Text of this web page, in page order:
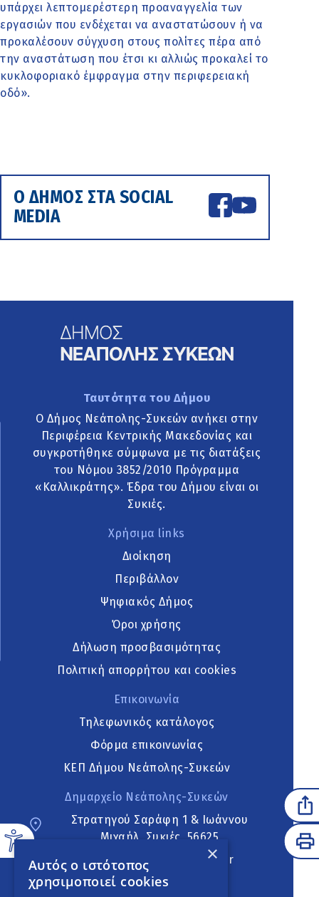
υπάρχει λεπτομερέστερη προαναγγελία των
εργασιών που ενδέχεται να αναστατώσουν ή να
προκαλέσουν σύγχυση στους πολίτες πέρα από
την αναστάτωση που έτσι κι αλλιώς προκαλεί το
κυκλοφοριακό έμφραγμα στην περιφερειακή
οδό».
Ο ΔΗΜΟΣ ΣΤΑ SOCIAL
MEDIA
Ταυτότητα του Δήμου
Ο Δήμος Νεάπολης-Συκεών ανήκει στην
Περιφέρεια Κεντρικής Μακεδονίας και
συγκροτήθηκε σύμφωνα με τις διατάξεις
του Νόμου 3852/2010 Πρόγραμμα
«Καλλικράτης». Έδρα του Δήμου είναι οι
Συκιές.
Χρήσιμα links
Διοίκηση
Περιβάλλον
Ψηφιακός Δήμος
Όροι χρήσης
Δήλωση προσβασιμότητας
Πολιτική απορρήτου και cookies
Επικοινωνία
Τηλεφωνικός κατάλογος
Φόρμα επικοινωνίας
ΚΕΠ Δήμου Νεάπολης-Συκεών
Δημαρχείο Νεάπολης-Συκεών
Στρατηγού Σαράφη 1 & Ιωάννου
Μιχαήλ, Συκιές, 56625
neapoli.sykies@ddt.gov.gr
Ακολουθήστε
×
Αυτός ο ιστότοπος
χρησιμοποιεί cookies